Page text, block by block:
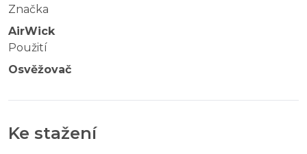
Značka
AirWick
Použití
Osvěžovač
Ke stažení